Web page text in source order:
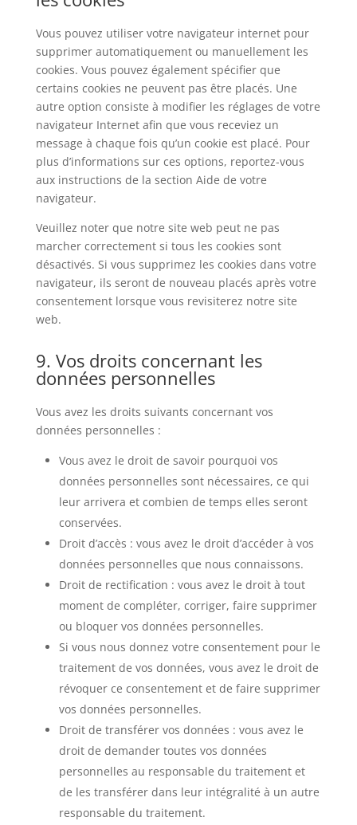
Vous pouvez utiliser votre navigateur internet pour
supprimer automatiquement ou manuellement les
cookies. Vous pouvez également spécifier que
certains cookies ne peuvent pas être placés. Une
autre option consiste à modifier les réglages de votre
navigateur Internet afin que vous receviez un
message à chaque fois qu’un cookie est placé. Pour
plus d’informations sur ces options, reportez-vous
aux instructions de la section Aide de votre
navigateur.
Veuillez noter que notre site web peut ne pas
marcher correctement si tous les cookies sont
désactivés. Si vous supprimez les cookies dans votre
navigateur, ils seront de nouveau placés après votre
consentement lorsque vous revisiterez notre site
web.
9. Vos droits concernant les
données personnelles
Vous avez les droits suivants concernant vos
données personnelles :
Vous avez le droit de savoir pourquoi vos
données personnelles sont nécessaires, ce qui
leur arrivera et combien de temps elles seront
conservées.
Droit d’accès : vous avez le droit d’accéder à vos
données personnelles que nous connaissons.
Droit de rectification : vous avez le droit à tout
moment de compléter, corriger, faire supprimer
ou bloquer vos données personnelles.
Si vous nous donnez votre consentement pour le
traitement de vos données, vous avez le droit de
révoquer ce consentement et de faire supprimer
vos données personnelles.
Droit de transférer vos données : vous avez le
droit de demander toutes vos données
personnelles au responsable du traitement et
de les transférer dans leur intégralité à un autre
responsable du traitement.